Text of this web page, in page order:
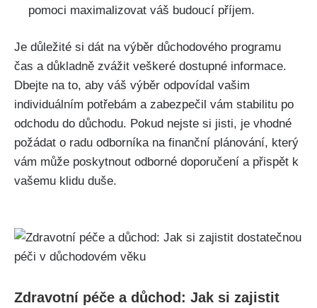
pomoci maximalizovat váš budoucí příjem.
Je důležité si dát na výběr důchodového programu
čas a důkladně zvážit veškeré dostupné informace.
Dbejte na to, aby váš výběr odpovídal vašim
individuálním potřebám a zabezpečil vám stabilitu po
odchodu do důchodu. Pokud nejste si jisti, je vhodné
požádat o radu odborníka na finanční plánování, který
vám může poskytnout odborné doporučení a přispět k
vašemu klidu duše.
Zdravotní péče a důchod: Jak si zajistit